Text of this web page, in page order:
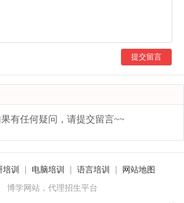
提交留言
有任何疑问，请提交留言~~
训 电脑培训 语言培训 网站地图
博学网站，代理招生平台